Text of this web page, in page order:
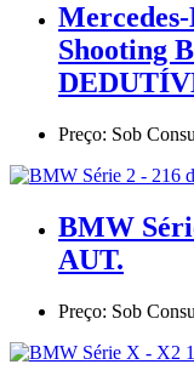
Shooting
Preço: Sob
BMW
AUT.
Preço: Sob